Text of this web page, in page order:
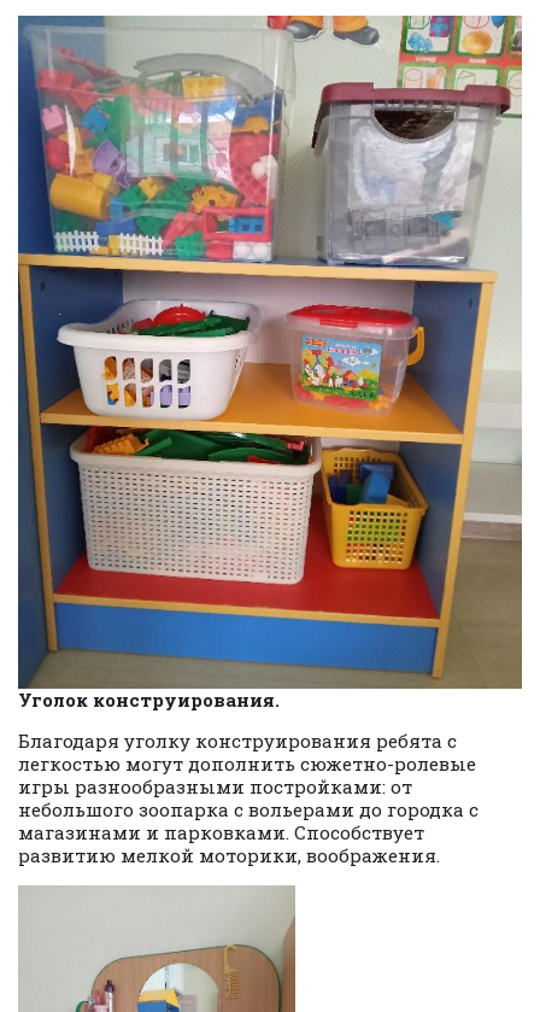
Уголок конструирования.
Благодаря уголку конструирования ребята с
легкостью могут дополнить сюжетно-ролевые
игры разнообразными постройками: от
небольшого зоопарка с вольерами до городка с
магазинами и парковками. Способствует
развитию мелкой моторики, воображения.